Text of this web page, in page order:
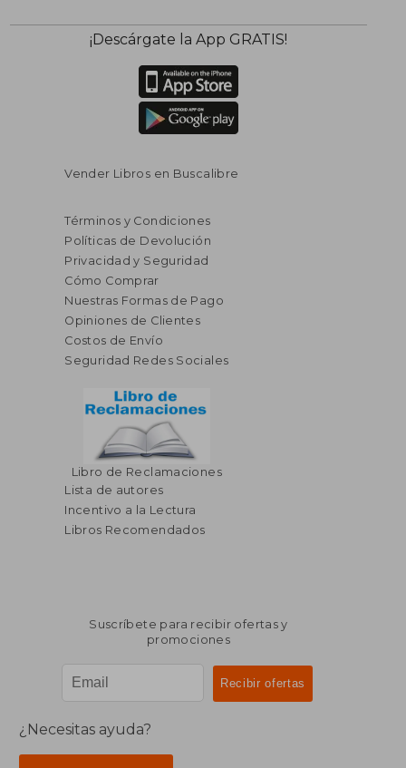
¡Descárgate la App GRATIS!
Vender Libros en Buscalibre
Términos y Condiciones
Políticas de Devolución
Privacidad y Seguridad
Cómo Comprar
Nuestras Formas de Pago
Opiniones de Clientes
Costos de Envío
Seguridad Redes Sociales
Libro de Reclamaciones
Lista de autores
Incentivo a la Lectura
Libros Recomendados
Suscríbete para recibir ofertas y
promociones
¿Necesitas ayuda?